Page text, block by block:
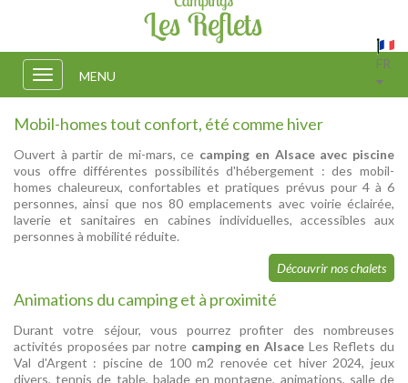
FR
Toggle
navigation
MENU
Mobil-homes tout confort, été comme hiver
Ouvert à partir de mi-mars, ce camping en Alsace avec piscine
vous offre différentes possibilités d'hébergement : des mobil-
homes chaleureux, confortables et pratiques prévus pour 4 à 6
personnes, ainsi que nos 80 emplacements avec voirie éclairée,
laverie et sanitaires en cabines individuelles, accessibles aux
personnes à mobilité réduite.
Découvrir nos chalets
Animations du camping et à proximité
Durant votre séjour, vous pourrez profiter des nombreuses
activités proposées par notre camping en Alsace Les Reflets du
Val d'Argent : piscine de 100 m2 renovée cet hiver 2024, jeux
divers, tennis de table, balade en montagne, animations, salle de